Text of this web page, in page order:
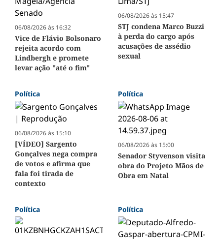
06/08/2026 às 16:32
Vice de Flávio Bolsonaro
rejeita acordo com
Lindbergh e promete
levar ação "até o fim"
06/08/2026 às 15:47
STJ condena Marco Buzzi
à perda do cargo após
acusações de assédio
sexual
Política
06/08/2026 às 15:10
[VÍDEO] Sargento
Gonçalves nega compra
de votos e afirma que
fala foi tirada de
contexto
Política
06/08/2026 às 15:00
Senador Styvenson visita
obra do Projeto Mãos de
Obra em Natal
Política Política